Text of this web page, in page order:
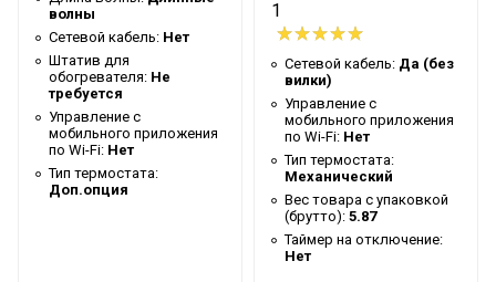
Макс. высота установки
15
Крепление на штатив
Нет
Цвет корпуса
Серый нерж.сталь
Ширина упаковки товара
182
Бренд
Ballu
Макс. потребляемая
Панельный монолитный
волны
Сетевой кабель: Нет
Штатив для
обогревателя: Не
требуется
Управление c
мобильного приложения
по Wi-Fi: Нет
Тип термостата:
Доп.опция
1
Сетевой кабель: Да (без
вилки)
Управление c
мобильного приложения
по Wi-Fi: Нет
Тип термостата:
Механический
Вес товара с упаковкой
(брутто): 5.87
Таймер на отключение:
Нет